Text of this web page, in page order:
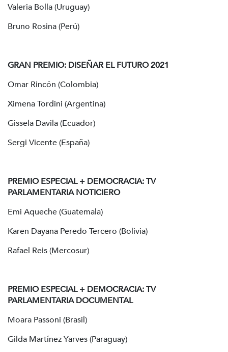
Valeria Bolla (Uruguay)
Bruno Rosina (Perú)
GRAN PREMIO: DISEÑAR EL FUTURO 2021
Omar Rincón (Colombia)
Ximena Tordini (Argentina)
Gissela Davila (Ecuador)
Sergi Vicente (España)
PREMIO ESPECIAL + DEMOCRACIA: TV
PARLAMENTARIA NOTICIERO
Emi Aqueche (Guatemala)
Karen Dayana Peredo Tercero (Bolivia)
Rafael Reis (Mercosur)
PREMIO ESPECIAL + DEMOCRACIA: TV
PARLAMENTARIA DOCUMENTAL
Moara Passoni (Brasil)
Gilda Martínez Yarves (Paraguay)